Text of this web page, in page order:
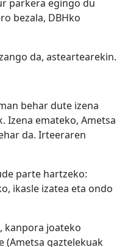
parkera egingo du
bezala, DBHko
da, asteartearekin.
behar dute izena
Izena emateko, Ametsa
da. Irteeraren
parte hartzeko:
ikasle izatea eta ondo
kanpora joateko
(Ametsa gaztelekuak